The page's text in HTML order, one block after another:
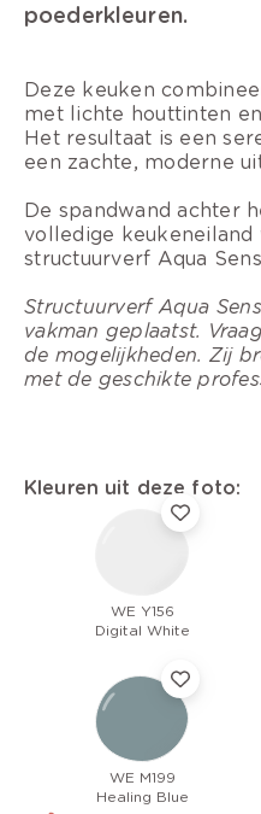
poederkleuren.
Deze keuken
met lichte houttinten
Het resultaat is een
een zachte, moderne
De spandwand achter
volledige
structuurverf Aqua
Structuurverf Aqua
vakman geplaatst.
de mogelijkheden. Zij
met de geschikte
Kleuren uit deze foto:
WE Y156
Digital White
WE M199
Healing Blue